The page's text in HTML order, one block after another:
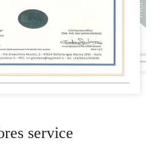
service